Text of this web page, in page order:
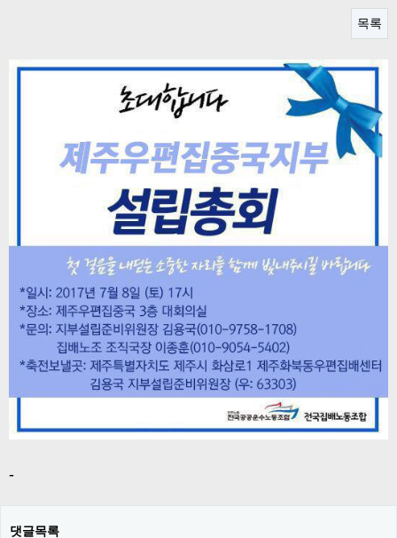
목록
본문
-
댓글목록